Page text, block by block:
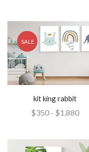
SALE
kit king rabbit
$350 - $1,880